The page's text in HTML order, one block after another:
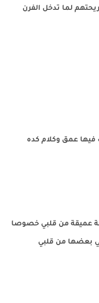
لما تدخل الفرن
فيها عمق وكلام كده
عميقة من قلبي خصوصا
بعضها من قلبي